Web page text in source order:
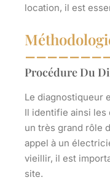
location, il est
Procédure Du
Le diagnostiqueur
Il identifie ainsi les
un très grand rôle
appel à un
vieillir, il est
site.